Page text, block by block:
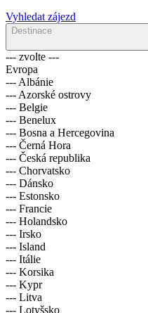
Vyhledat zájezd
Destinace
--- zvolte ---
Evropa
--- Albánie
--- Azorské ostrovy
--- Belgie
--- Benelux
--- Bosna a Hercegovina
--- Černá Hora
--- Česká republika
--- Chorvatsko
--- Dánsko
--- Estonsko
--- Francie
--- Holandsko
--- Irsko
--- Island
--- Itálie
--- Korsika
--- Kypr
--- Litva
--- Lotyšsko